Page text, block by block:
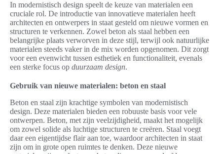
In modernistisch design speelt de keuze van materialen een
cruciale rol. De introductie van innovatieve materialen heeft
architecten en ontwerpers in staat gesteld om nieuwe vormen en
structuren te verkennen. Zowel beton als staal hebben een
belangrijke plaats verworven in deze stijl, terwijl ook natuurlijke
materialen steeds vaker in de mix worden opgenomen. Dit zorgt
voor een evenwicht tussen esthetiek en functionaliteit, evenals
een sterke focus op duurzaam design.
Gebruik van nieuwe materialen: beton en staal
Beton en staal zijn krachtige symbolen van modernistisch
design. Deze materialen bieden een robuuste basis voor vele
ontwerpen. Beton, met zijn veelzijdigheid, maakt het mogelijk
om zowel solide als luchtige structuren te creëren. Staal voegt
daar een eigentijdse flair aan toe, waardoor architecten in staat
zijn om in grote open ruimtes te denken. Deze nieuwe